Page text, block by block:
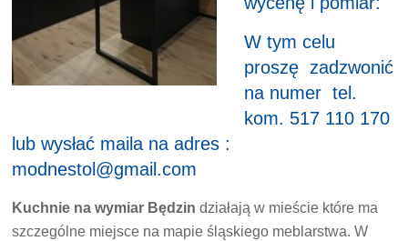
W tym celu
proszę zadzwonić
na numer tel.
kom. 517 110 170
lub wysłać maila na adres :
modnestol@gmail.com
Kuchnie na wymiar Będzin działają w mieście które ma
szczególne miejsce na mapie śląskiego meblarstwa. W